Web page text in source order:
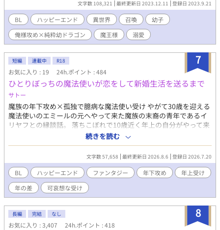
召喚するほどに……。 俺様魔王×いたいけな幼ドラゴン――成長
するまで見守ると決めた魔王は、徐々に真剣な想いを抱くように
なる。彼の想いは幼過ぎる竜に届くのか。ハッピーエンド確定
【同時掲載】 小説家になろう、アルファポリス、カクヨム、エ
ブリスタ 2023/12/11……完結 2023/09/28……カクヨム、週間恋
愛 57位 2023/09/23……エブリスタ、トレンドBL 5位
2023/09/23……小説家になろう、日間ファンタジー 39位
2023/09/21……連載開始
文字数 108,321 最終更新日 2023.12.11 登録日 2023.9.21
BL ハッピーエンド 異世界 召喚
幼子
俺様攻め×純粋幼ドラゴン
魔王様 溺愛
7
短編 連載中 R18
お気に入り : 19 24h.ポイント : 484
ひとりぼっちの魔法使いが恋をして新婚生活を送るまで
サトー
魔族の年下攻め×孤独で臆病な魔法使い受け やがて30歳を迎える
魔法使いのエミールの元へやって来た魔族の末裔の青年であるイ
リヤフとの縁談話。 落ちこぼれで10歳近く年上の自分がやって来
たところで、ガッカリされるだけだろう、どうせ実を結ばない縁
だと思っていたエミールだったが、イリヤフの反応は想像と違っ
ていて……。 攻め:イリヤフ(20歳)魔族の末裔 受け:エミール(29
歳)魔法使い 年下の恋人に熱烈なアプローチをされて結婚した孤独
な魔法使いが幸福でエッチな新婚生活を送るまでのお話。 この作
品はムーンライトノベルズにも投稿しています。
続きを読む
文字数 57,658 最終更新日 2026.8.6 登録日 2026.7.20
BL ハッピーエンド ファンタジー 年下攻め
年上受け
年の差
可哀想な受け
8
長編 完結 なし
お気に入り : 3,407 24h.ポイント : 418